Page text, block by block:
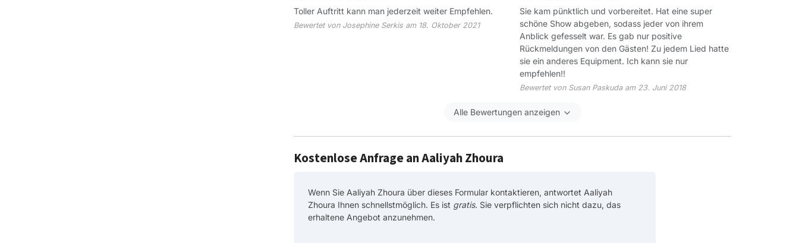
Toller Auftritt kann man jederzeit weiter Empfehlen.
Bewertet von Josephine Serkis am 18. Oktober 2021
Sie kam pünktlich und vorbereitet. Hat eine super
schöne Show abgeben, sodass jeder von ihrem
Anblick gefesselt war. Es gab nur positive
Rückmeldungen von den Gästen! Zu jedem Lied hatte
sie ein anderes Equipment. Ich kann sie nur
empfehlen!!
Bewertet von Susan Paskuda am 23. Juni 2018
Alle Bewertungen anzeigen
Kostenlose Anfrage an Aaliyah Zhoura
Wenn Sie Aaliyah Zhoura über dieses Formular kontaktieren, antwortet Aaliyah
Zhoura Ihnen schnellstmöglich. Es ist gratis. Sie verpflichten sich nicht dazu, das
erhaltene Angebot anzunehmen.